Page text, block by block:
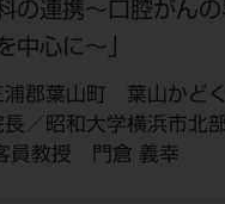
の連携～口腔がん
中心に～」
浦郡葉山町 葉山かど
／昭和大学横浜市北
員教授 門倉 義幸